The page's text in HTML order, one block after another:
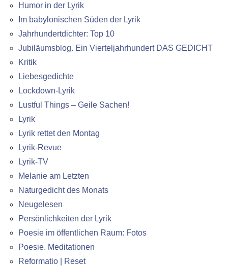
Humor in der Lyrik
Im babylonischen Süden der Lyrik
Jahrhundertdichter: Top 10
Jubiläumsblog. Ein Vierteljahrhundert DAS GEDICHT
Kritik
Liebesgedichte
Lockdown-Lyrik
Lustful Things – Geile Sachen!
Lyrik
Lyrik rettet den Montag
Lyrik-Revue
Lyrik-TV
Melanie am Letzten
Naturgedicht des Monats
Neugelesen
Persönlichkeiten der Lyrik
Poesie im öffentlichen Raum: Fotos
Poesie. Meditationen
Reformatio | Reset